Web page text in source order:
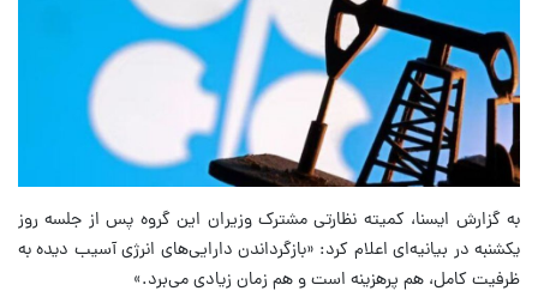
به گزارش ایسنا، کمیته نظارتی مشترک وزیران این گروه پس از جلسه روز
یکشنبه در بیانیه‌ای اعلام کرد: «بازگرداندن دارایی‌های انرژی آسیب دیده به
ظرفیت کامل، هم پرهزینه است و هم زمان زیادی می‌برد.»